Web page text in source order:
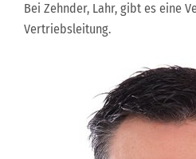
Bei Zehnder, Lahr, gibt es eine
Vertriebsleitung.